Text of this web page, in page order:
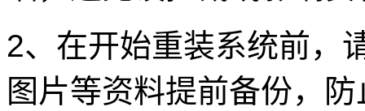
2、在开始重装系统前，
图片等资料提前备份，